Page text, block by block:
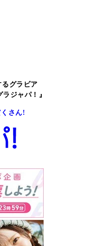
グラビア
ジャパ！』
さん!